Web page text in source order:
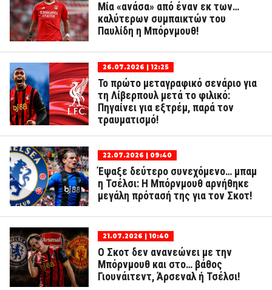
Μία «ανάσα» από έναν εκ των…
καλύτερων συμπαικτών του
Παυλίδη η Μπόρνμουθ!
26.07.2026 | 12:25
Το πρώτο μεταγραφικό σενάριο για
τη Λίβερπουλ μετά το φιλικό:
Πηγαίνει για εξτρέμ, παρά τον
τραυματισμό!
22.07.2026 | 09:40
Έψαξε δεύτερο συνεχόμενο… μπαμ
η Τσέλσι: Η Μπόρνμουθ αρνήθηκε
μεγάλη πρότασή της για τον Σκοτ!
21.07.2026 | 10:40
Ο Σκοτ δεν ανανεώνει με την
Μπόρνμουθ και στο… βάθος
Γιουνάιτεντ, Άρσεναλ ή Τσέλσι!